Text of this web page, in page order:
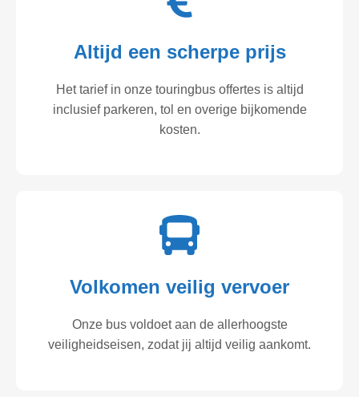
Altijd een scherpe prijs
Het tarief in onze touringbus offertes is altijd
inclusief parkeren, tol en overige bijkomende
kosten.
Volkomen veilig vervoer
Onze bus voldoet aan de allerhoogste
veiligheidseisen, zodat jij altijd veilig aankomt.